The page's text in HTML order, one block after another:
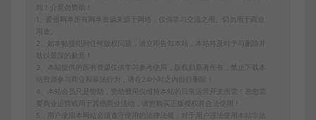
间！介意勿赞助！
1、爱游网单所有网单资源来源于网络，仅供学习交流之用。切勿用于商业
2、如本帖侵犯到任何版权问题，请立即告知本站，本站将及时予与删除并
致以最深的歉意！
3、本站提供的所有资源仅供学习参考使用，版权归原著所有，禁止下载本
站资源参与商业和非法行为，请在24小时之内自行删除！
4、本站会员只是赞助，赞助费用仅维持本站的日常运营开支所需！若您需
要商业运营或用于其他商业活动，请您购买正版授权并合法使用！
5、用户使用本网站必须遵守使用的法律法规，对于用户违法使用本站非法